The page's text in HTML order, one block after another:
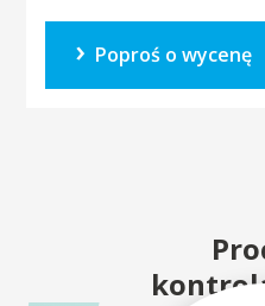
Poproś o wycenę